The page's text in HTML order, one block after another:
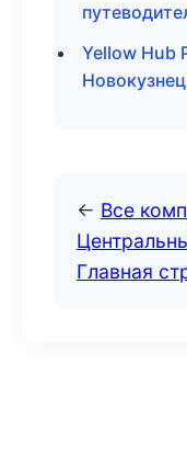
Yellow Hub
← Все
Главная